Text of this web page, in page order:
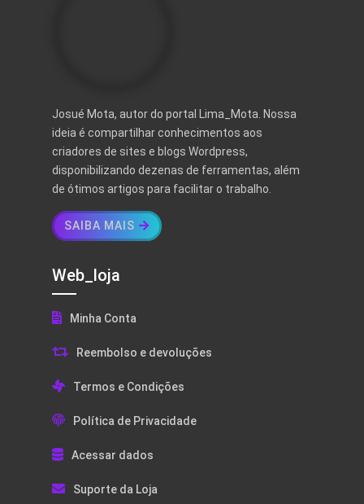
Josué Mota, autor do portal Lima_Mota. Nossa
ideia é compartilhar conhecimentos aos
criadores de sites e blogs Wordpress,
disponibilizando dezenas de ferramentas, além
de ótimos artigos para facilitar o trabalho.
SAIBA MAIS
Web_loja
Minha Conta
Reembolso e devoluções
Termos e Condições
Política de Privacidade
Acessar dados
Suporte da Loja